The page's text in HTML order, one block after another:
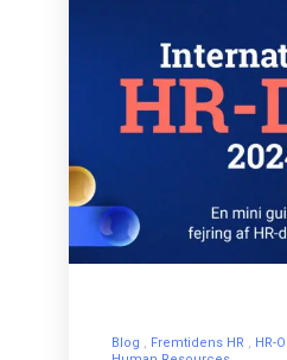
Blog Fremtidens HR HR-